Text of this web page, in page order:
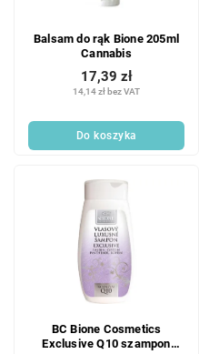
Balsam do rąk Bione 205ml
Cannabis
14,14 zł bez VAT
17,39 zł
Do koszyka
BC Bione Cosmetics
Exclusive Q10 szampon